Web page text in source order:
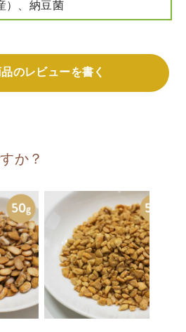
）、納豆菌
のレビューを書く
か？